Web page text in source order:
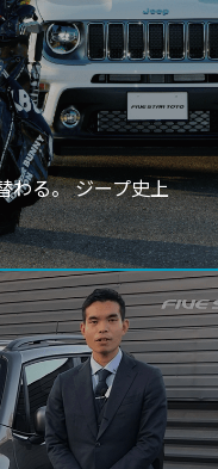
わる。 ジープ史上